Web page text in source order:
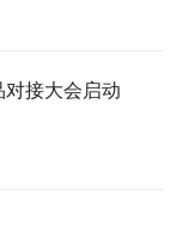
对接大会启动